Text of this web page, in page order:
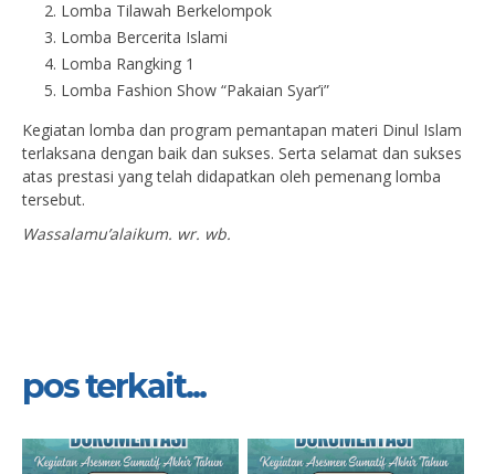
Lomba Tilawah Berkelompok
Lomba Bercerita Islami
Lomba Rangking 1
Lomba Fashion Show “Pakaian Syar’i”
Kegiatan lomba dan program pemantapan materi Dinul Islam
terlaksana dengan baik dan sukses. Serta selamat dan sukses
atas prestasi yang telah didapatkan oleh pemenang lomba
tersebut.
Wassalamu’alaikum. wr. wb.
pos terkait...